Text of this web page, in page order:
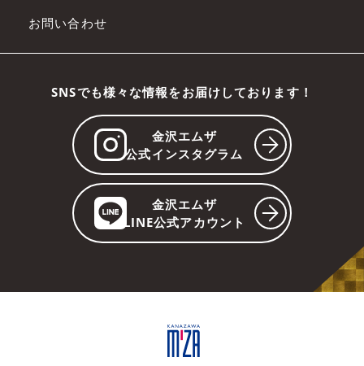
お問い合わせ
SNSでも様々な情報をお届けしております！
金沢エムザ
公式インスタグラム
金沢エムザ
LINE公式アカウント